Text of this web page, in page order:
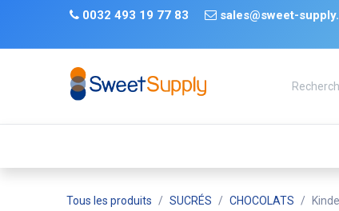
Se rendre au contenu
0032 493 19 77 83 ​ sales@sweet-
TRENDS
Tous les produits SUCRÉS CHOCOLATS